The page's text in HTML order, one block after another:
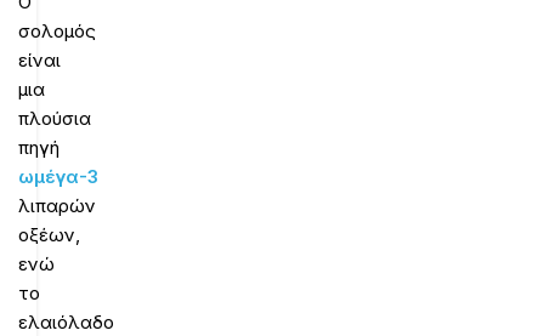
σολομός
είναι
μια
πλούσια
πηγή
ωμέγα-3
λιπαρών
οξέων,
ενώ
το
ελαιόλαδο